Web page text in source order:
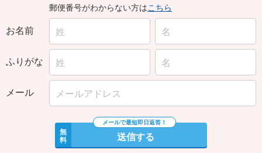
郵便番号がわからない方はこちら
お名前
ふりがな
メール
無
料 送信する